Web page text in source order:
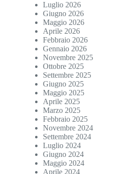
Luglio 2026
Giugno 2026
Maggio 2026
Aprile 2026
Febbraio 2026
Gennaio 2026
Novembre 2025
Ottobre 2025
Settembre 2025
Giugno 2025
Maggio 2025
Aprile 2025
Marzo 2025
Febbraio 2025
Novembre 2024
Settembre 2024
Luglio 2024
Giugno 2024
Maggio 2024
Aprile 2024